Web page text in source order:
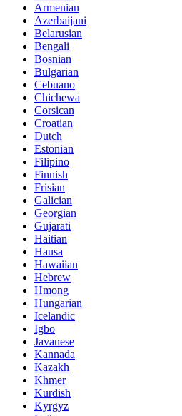
Armenian
Azerbaijani
Belarusian
Bengali
Bosnian
Bulgarian
Cebuano
Chichewa
Corsican
Croatian
Dutch
Estonian
Filipino
Finnish
Frisian
Galician
Georgian
Gujarati
Haitian
Hausa
Hawaiian
Hebrew
Hmong
Hungarian
Icelandic
Igbo
Javanese
Kannada
Kazakh
Khmer
Kurdish
Kyrgyz